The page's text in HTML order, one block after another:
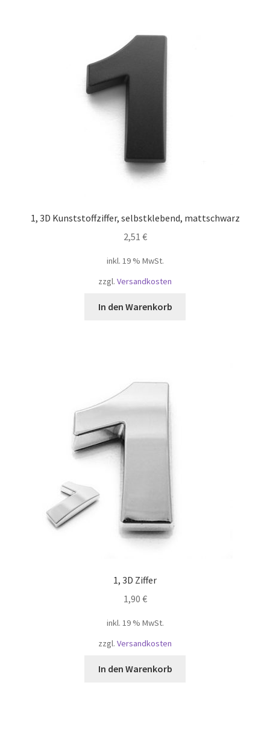
1, 3D Kunststoffziffer, selbstklebend, mattschwarz
2,51 €
inkl. 19 % MwSt.
zzgl. Versandkosten
In den Warenkorb
1, 3D Ziffer
1,90 €
inkl. 19 % MwSt.
zzgl. Versandkosten
In den Warenkorb